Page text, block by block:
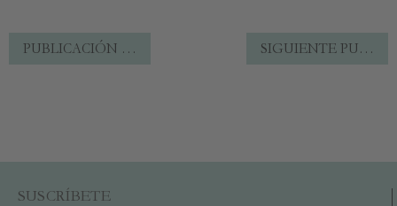
PUBLICACIÓN ANTERIOR SIGUIENTE PUBLICACIÓN
SUSCRÍBETE